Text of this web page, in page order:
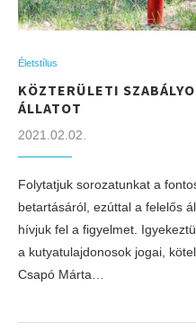
Életstílus
KÖZTERÜLETI
ÁLLATOT
2021.02.02.
Folytatjuk sorozatunkat a
betartásáról, ezúttal a felelős
hívjuk fel a figyelmet.
a kutyatulajdonosok jogai,
Csapó Márta…